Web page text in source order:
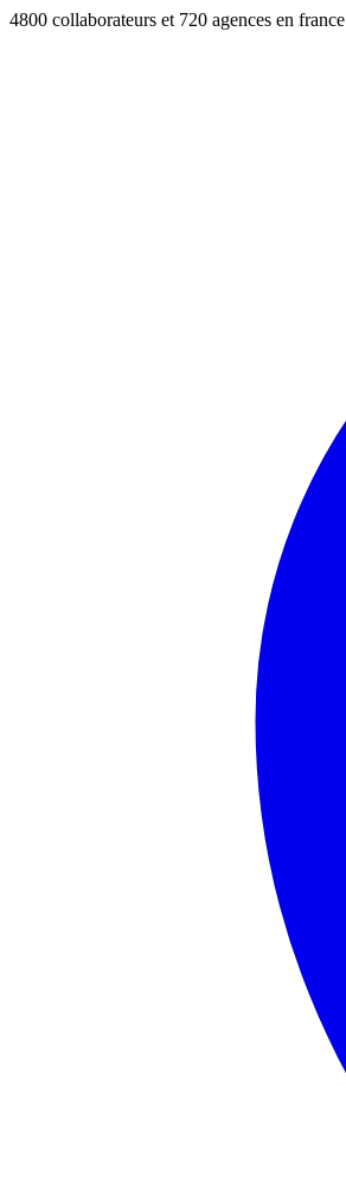
4800 collaborateurs et 720 agences en france